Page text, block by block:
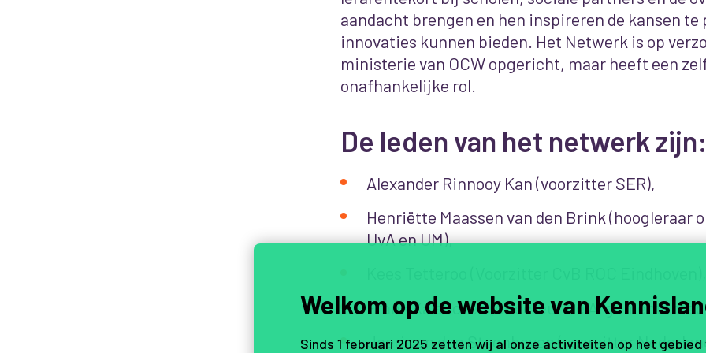
aandacht brengen en hen inspireren de kansen te
innovaties kunnen bieden. Het Netwerk is op
ministerie van OCW opgericht, maar heeft een
onafhankelijke rol.
De leden van het netwerk zijn:
Alexander Rinnooy Kan (voorzitter SER),
Henriëtte Maassen van den Brink (hoogleraar
UvA en UM),
Frank Kalshoven (directeur De
Joeri van den Steenhoven (voorzitter
Welkom op de website van
Sinds 1 februari 2025 zetten wij al onze activiteiten op het gebied